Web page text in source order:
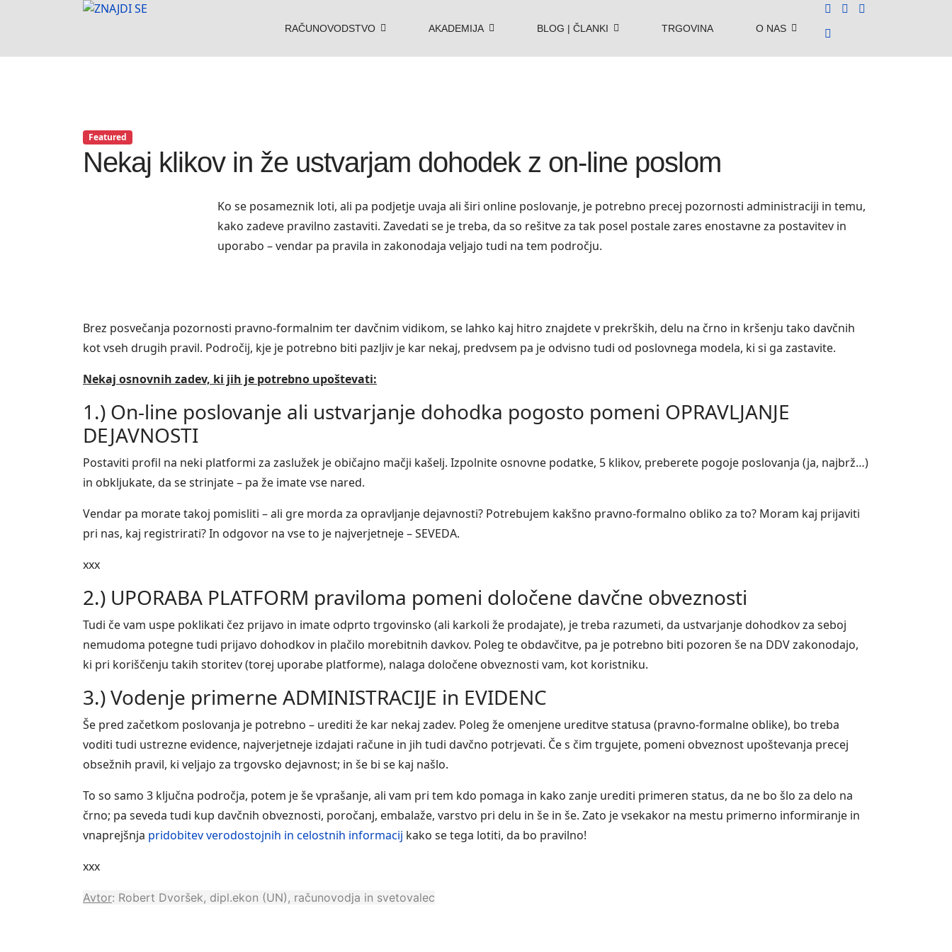
RAČUNOVODSTVO AKADEMIJA BLOG | ČLANKI TRGOVINA O NAS
Featured
Nekaj klikov in že ustvarjam dohodek z on-line poslom
Ko se posameznik loti, ali pa podjetje uvaja ali širi online poslovanje, je potrebno precej pozornosti administraciji in temu,
kako zadeve pravilno zastaviti. Zavedati se je treba, da so rešitve za tak posel postale zares enostavne za postavitev in
uporabo – vendar pa pravila in zakonodaja veljajo tudi na tem področju.
Brez posvečanja pozornosti pravno-formalnim ter davčnim vidikom, se lahko kaj hitro znajdete v prekrških, delu na črno in kršenju tako davčnih
kot vseh drugih pravil. Področij, kje je potrebno biti pazljiv je kar nekaj, predvsem pa je odvisno tudi od poslovnega modela, ki si ga zastavite.
Nekaj osnovnih zadev, ki jih je potrebno upoštevati:
1.) On-line poslovanje ali ustvarjanje dohodka pogosto pomeni OPRAVLJANJE
DEJAVNOSTI
Postaviti profil na neki platformi za zaslužek je običajno mačji kašelj. Izpolnite osnovne podatke, 5 klikov, preberete pogoje poslovanja (ja, najbrž…)
in obkljukate, da se strinjate – pa že imate vse nared.
Vendar pa morate takoj pomisliti – ali gre morda za opravljanje dejavnosti? Potrebujem kakšno pravno-formalno obliko za to? Moram kaj prijaviti
pri nas, kaj registrirati? In odgovor na vse to je najverjetneje – SEVEDA.
xxx
2.) UPORABA PLATFORM praviloma pomeni določene davčne obveznosti
Tudi če vam uspe poklikati čez prijavo in imate odprto trgovinsko (ali karkoli že prodajate), je treba razumeti, da ustvarjanje dohodkov za seboj
nemudoma potegne tudi prijavo dohodkov in plačilo morebitnih davkov. Poleg te obdavčitve, pa je potrebno biti pozoren še na DDV zakonodajo,
ki pri koriščenju takih storitev (torej uporabe platforme), nalaga določene obveznosti vam, kot koristniku.
3.) Vodenje primerne ADMINISTRACIJE in EVIDENC
Še pred začetkom poslovanja je potrebno – urediti že kar nekaj zadev. Poleg že omenjene ureditve statusa (pravno-formalne oblike), bo treba
voditi tudi ustrezne evidence, najverjetneje izdajati račune in jih tudi davčno potrjevati. Če s čim trgujete, pomeni obveznost upoštevanja precej
obsežnih pravil, ki veljajo za trgovsko dejavnost; in še bi se kaj našlo.
To so samo 3 ključna področja, potem je še vprašanje, ali vam pri tem kdo pomaga in kako zanje urediti primeren status, da ne bo šlo za delo na
črno; pa seveda tudi kup davčnih obveznosti, poročanj, embalaže, varstvo pri delu in še in še. Zato je vsekakor na mestu primerno informiranje in
vnaprejšnja pridobitev verodostojnih in celostnih informacij kako se tega lotiti, da bo pravilno!
xxx
Avtor: Robert Dvoršek, dipl.ekon (UN), računovodja in svetovalec